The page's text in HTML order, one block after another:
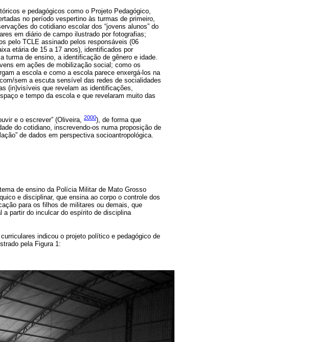
e pedagógicos como o Projeto Pedagógico,
no período vespertino às turmas de primeiro,
do cotidiano escolar dos “jovens alunos” do
em diário de campo ilustrado por fotografias;
pelo TCLE assinado pelos responsáveis (06
etária de 15 a 17 anos), identificados por
turma de ensino, a identificação de gênero e idade.
em ações de mobilização social; como os
a escola e como a escola parece enxergá-los na
sem a escuta sensível das redes de socialidades
(in)visíveis que revelam as identificações,
e tempo da escola e que revelaram muito das
e o escrever” (Oliveira, 2000), de forma que
do cotidiano, inscrevendo-os numa proposição de
de dados em perspectiva socioantropológica.
de ensino da Polícia Militar de Mato Grosso
e disciplinar, que ensina ao corpo o controle dos
para os filhos de militares ou demais, que
partir do inculcar do espírito de disciplina
indicou o projeto político e pedagógico de
pela Figura 1: